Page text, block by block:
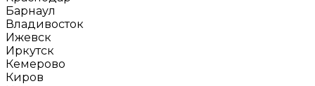
Барнаул
Владивосток
Ижевск
Иркутск
Кемерово
Киров